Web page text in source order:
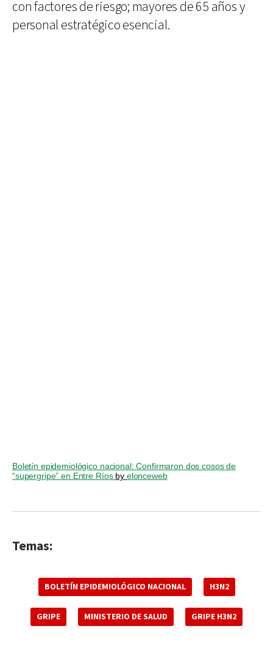
con factores de riesgo; mayores de 65 años y
personal estratégico esencial.
Boletín epidemiológico nacional: Confirmaron dos cosos de
“supergripe” en Entre Ríos by elonceweb
Temas:
BOLETÍN EPIDEMIOLÓGICO NACIONAL H3N2
GRIPE MINISTERIO DE SALUD GRIPE H3N2